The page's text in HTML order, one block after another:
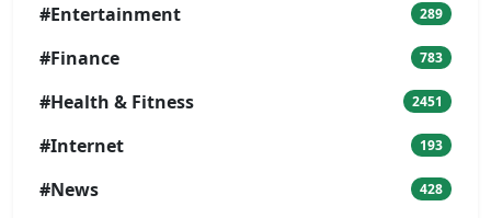
#Entertainment 289
#Finance 783
#Health & Fitness 2451
#Internet 193
#News 428